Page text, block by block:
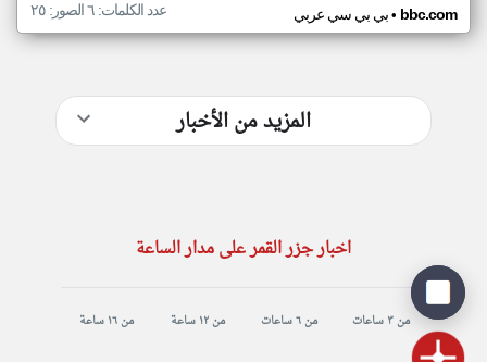
بي بي سي عربي• bbc.com عدد الكلمات: ٦ الصور: ٢٥
المزيد من الأخبار
اخبار جزر القمر على مدار الساعة
من ٣ ساعات من ٦ ساعات من ١٢ ساعة من ١٦ ساعة